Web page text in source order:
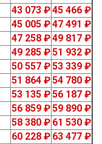
43 073 ₽45 466 ₽
45 005 ₽47 491 ₽
47 258 ₽49 817 ₽
49 285 ₽51 932 ₽
50 557 ₽53 339 ₽
51 864 ₽54 780 ₽
53 135 ₽56 187 ₽
56 859 ₽59 890 ₽
58 380 ₽ 61 530 ₽
60 228 ₽ 63 477 ₽